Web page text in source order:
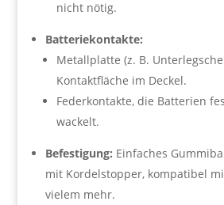
nicht nötig.
Batteriekontakte:
Metallplatte (z. B.
Kontaktfläche im Deckel.
Federkontakte, die Batterien
wackelt.
Befestigung: Einfaches
mit Kordelstopper, kompatibel
vielem mehr.